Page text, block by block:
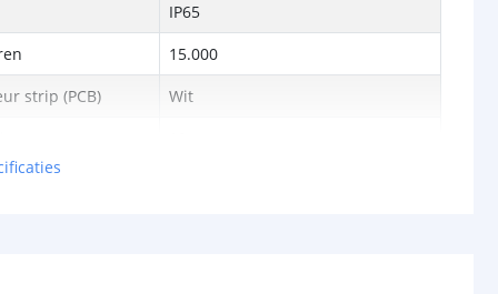
IP65
15.000
strip (PCB)
Wit